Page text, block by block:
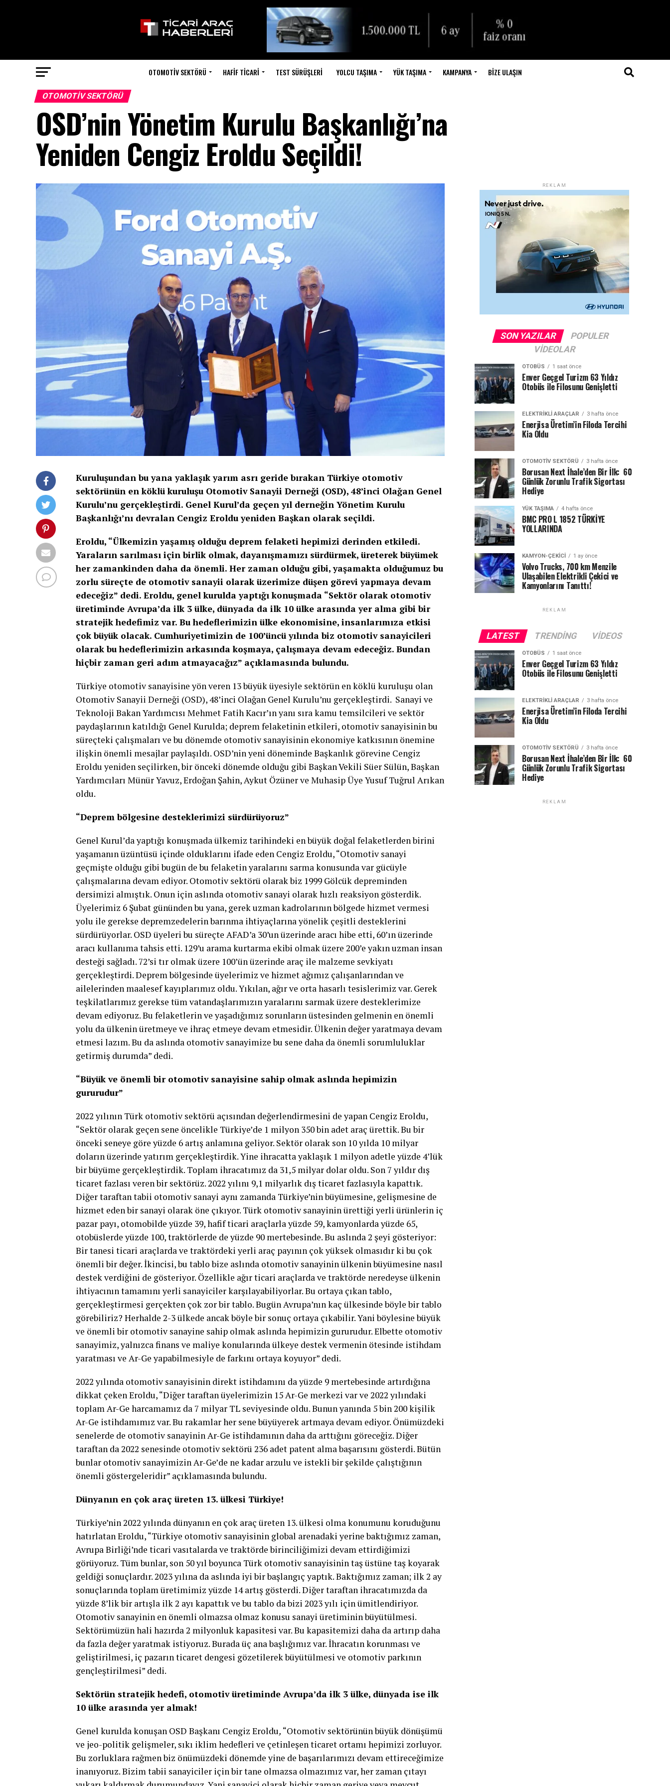
OTOMOTIV SEKTÖRÜ HAFIF TICARI TEST SÜRÜŞLERI YOLCU TAŞIMA YÜK TAŞIMA KAMPANYA BIZE ULAŞIN
OTOMOTIV SEKTÖRÜ
OSD’nin Yönetim Kurulu Başkanlığı’na
Yeniden Cengiz Eroldu Seçildi!
Kuruluşundan bu yana yaklaşık yarım asrı geride bırakan Türkiye otomotiv
sektörünün en köklü kuruluşu Otomotiv Sanayii Derneği (OSD), 48’inci Olağan Genel
Kurulu’nu gerçekleştirdi. Genel Kurul’da geçen yıl derneğin Yönetim Kurulu
Başkanlığı’nı devralan Cengiz Eroldu yeniden Başkan olarak seçildi.
Eroldu, “Ülkemizin yaşamış olduğu deprem felaketi hepimizi derinden etkiledi.
Yaraların sarılması için birlik olmak, dayanışmamızı sürdürmek, üreterek büyümek
her zamankinden daha da önemli. Her zaman olduğu gibi, yaşamakta olduğumuz bu
zorlu süreçte de otomotiv sanayii olarak üzerimize düşen görevi yapmaya devam
edeceğiz” dedi. Eroldu, genel kurulda yaptığı konuşmada “Sektör olarak otomotiv
üretiminde Avrupa’da ilk 3 ülke, dünyada da ilk 10 ülke arasında yer alma gibi bir
stratejik hedefimiz var. Bu hedeflerimizin ülke ekonomisine, insanlarımıza etkisi
çok büyük olacak. Cumhuriyetimizin de 100’üncü yılında biz otomotiv sanayicileri
olarak bu hedeflerimizin arkasında koşmaya, çalışmaya devam edeceğiz. Bundan
hiçbir zaman geri adım atmayacağız” açıklamasında bulundu.
Türkiye otomotiv sanayisine yön veren 13 büyük üyesiyle sektörün en köklü kuruluşu olan
Otomotiv Sanayii Derneği (OSD), 48’inci Olağan Genel Kurulu’nu gerçekleştirdi. Sanayi ve
Teknoloji Bakan Yardımcısı Mehmet Fatih Kacır’ın yanı sıra kamu temsilcileri ve sektör
paydaşlarının katıldığı Genel Kurulda; deprem felaketinin etkileri, otomotiv sanayisinin bu
süreçteki çalışmaları ve bu dönemde otomotiv sanayisinin ekonomiye katkısının önemine
ilişkin önemli mesajlar paylaşıldı. OSD’nin yeni döneminde Başkanlık görevine Cengiz
Eroldu yeniden seçilirken, bir önceki dönemde olduğu gibi Başkan Vekili Süer Sülün, Başkan
Yardımcıları Münür Yavuz, Erdoğan Şahin, Aykut Özüner ve Muhasip Üye Yusuf Tuğrul Arıkan
oldu.
“Deprem bölgesine desteklerimizi sürdürüyoruz”
Genel Kurul’da yaptığı konuşmada ülkemiz tarihindeki en büyük doğal felaketlerden birini
yaşamanın üzüntüsü içinde olduklarını ifade eden Cengiz Eroldu, “Otomotiv sanayi
geçmişte olduğu gibi bugün de bu felaketin yaralarını sarma konusunda var gücüyle
çalışmalarına devam ediyor. Otomotiv sektörü olarak biz 1999 Gölcük depreminden
dersimizi almıştık. Onun için aslında otomotiv sanayi olarak hızlı reaksiyon gösterdik.
Üyelerimiz 6 Şubat gününden bu yana, gerek uzman kadrolarının bölgede hizmet vermesi
yolu ile gerekse depremzedelerin barınma ihtiyaçlarına yönelik çeşitli desteklerini
sürdürüyorlar. OSD üyeleri bu süreçte AFAD’a 30’un üzerinde aracı hibe etti, 60’ın üzerinde
aracı kullanıma tahsis etti. 129’u arama kurtarma ekibi olmak üzere 200’e yakın uzman insan
desteği sağladı. 72’si tır olmak üzere 100’ün üzerinde araç ile malzeme sevkiyatı
gerçekleştirdi. Deprem bölgesinde üyelerimiz ve hizmet ağımız çalışanlarından ve
ailelerinden maalesef kayıplarımız oldu. Yıkılan, ağır ve orta hasarlı tesislerimiz var. Gerek
teşkilatlarımız gerekse tüm vatandaşlarımızın yaralarını sarmak üzere desteklerimize
devam ediyoruz. Bu felaketlerin ve yaşadığımız sorunların üstesinden gelmenin en önemli
yolu da ülkenin üretmeye ve ihraç etmeye devam etmesidir. Ülkenin değer yaratmaya devam
etmesi lazım. Bu da aslında otomotiv sanayimize bu sene daha da önemli sorumluluklar
getirmiş durumda” dedi.
“Büyük ve önemli bir otomotiv sanayisine sahip olmak aslında hepimizin
gururudur”
2022 yılının Türk otomotiv sektörü açısından değerlendirmesini de yapan Cengiz Eroldu,
“Sektör olarak geçen sene öncelikle Türkiye’de 1 milyon 350 bin adet araç ürettik. Bu bir
önceki seneye göre yüzde 6 artış anlamına geliyor. Sektör olarak son 10 yılda 10 milyar
doların üzerinde yatırım gerçekleştirdik. Yine ihracatta yaklaşık 1 milyon adetle yüzde 4’lük
bir büyüme gerçekleştirdik. Toplam ihracatımız da 31,5 milyar dolar oldu. Son 7 yıldır dış
ticaret fazlası veren bir sektörüz. 2022 yılını 9,1 milyarlık dış ticaret fazlasıyla kapattık.
Diğer taraftan tabii otomotiv sanayi aynı zamanda Türkiye’nin büyümesine, gelişmesine de
hizmet eden bir sanayi olarak öne çıkıyor. Türk otomotiv sanayinin ürettiği yerli ürünlerin iç
pazar payı, otomobilde yüzde 39, hafif ticari araçlarla yüzde 59, kamyonlarda yüzde 65,
otobüslerde yüzde 100, traktörlerde de yüzde 90 mertebesinde. Bu aslında 2 şeyi gösteriyor:
Bir tanesi ticari araçlarda ve traktördeki yerli araç payının çok yüksek olmasıdır ki bu çok
önemli bir değer. İkincisi, bu tablo bize aslında otomotiv sanayinin ülkenin büyümesine nasıl
destek verdiğini de gösteriyor. Özellikle ağır ticari araçlarda ve traktörde neredeyse ülkenin
ihtiyacının tamamını yerli sanayiciler karşılayabiliyorlar. Bu ortaya çıkan tablo,
gerçekleştirmesi gerçekten çok zor bir tablo. Bugün Avrupa’nın kaç ülkesinde böyle bir tablo
görebiliriz? Herhalde 2-3 ülkede ancak böyle bir sonuç ortaya çıkabilir. Yani böylesine büyük
ve önemli bir otomotiv sanayine sahip olmak aslında hepimizin gururudur. Elbette otomotiv
sanayimiz, yalnızca finans ve maliye konularında ülkeye destek vermenin ötesinde istihdam
yaratması ve Ar-Ge yapabilmesiyle de farkını ortaya koyuyor” dedi.
2022 yılında otomotiv sanayisinin direkt istihdamını da yüzde 9 mertebesinde artırdığına
dikkat çeken Eroldu, “Diğer taraftan üyelerimizin 15 Ar-Ge merkezi var ve 2022 yılındaki
toplam Ar-Ge harcamamız da 7 milyar TL seviyesinde oldu. Bunun yanında 5 bin 200 kişilik
Ar-Ge istihdamımız var. Bu rakamlar her sene büyüyerek artmaya devam ediyor. Önümüzdeki
senelerde de otomotiv sanayinin Ar-Ge istihdamının daha da arttığını göreceğiz. Diğer
taraftan da 2022 senesinde otomotiv sektörü 236 adet patent alma başarısını gösterdi. Bütün
bunlar otomotiv sanayimizin Ar-Ge’de ne kadar arzulu ve istekli bir şekilde çalıştığının
önemli göstergeleridir” açıklamasında bulundu.
Dünyanın en çok araç üreten 13. ülkesi Türkiye!
Türkiye’nin 2022 yılında dünyanın en çok araç üreten 13. ülkesi olma konumunu koruduğunu
hatırlatan Eroldu, “Türkiye otomotiv sanayisinin global arenadaki yerine baktığımız zaman,
Avrupa Birliği’nde ticari vasıtalarda ve traktörde birinciliğimizi devam ettirdiğimizi
görüyoruz. Tüm bunlar, son 50 yıl boyunca Türk otomotiv sanayisinin taş üstüne taş koyarak
geldiği sonuçlardır. 2023 yılına da aslında iyi bir başlangıç yaptık. Baktığımız zaman; ilk 2 ay
sonuçlarında toplam üretimimiz yüzde 14 artış gösterdi. Diğer taraftan ihracatımızda da
yüzde 8’lik bir artışla ilk 2 ayı kapattık ve bu tablo da bizi 2023 yılı için ümitlendiriyor.
Otomotiv sanayinin en önemli olmazsa olmaz konusu sanayi üretiminin büyütülmesi.
Sektörümüzün hali hazırda 2 milyonluk kapasitesi var. Bu kapasitemizi daha da artırıp daha
da fazla değer yaratmak istiyoruz. Burada üç ana başlığımız var. İhracatın korunması ve
geliştirilmesi, iç pazarın ticaret dengesi gözetilerek büyütülmesi ve otomotiv parkının
gençleştirilmesi” dedi.
Sektörün stratejik hedefi, otomotiv üretiminde Avrupa’da ilk 3 ülke, dünyada ise ilk
10 ülke arasında yer almak!
Genel kurulda konuşan OSD Başkanı Cengiz Eroldu, “Otomotiv sektörünün büyük dönüşümü
ve jeo-politik gelişmeler, sıkı iklim hedefleri ve çetinleşen ticaret ortamı hepimizi zorluyor.
Bu zorluklara rağmen biz önümüzdeki dönemde yine de başarılarımızı devam ettireceğimize
inanıyoruz. Bizim tabii sanayiciler için bir tane olmazsa olmazımız var, her zaman çıtayı
REKLAM
SON YAZILAR
POPULER
VIDEOLAR
OTOBÜS 1 saat önce
Enver Geçgel Turizm 63 Yıldız
Otobüs ile Filosunu Genişletti
ELEKTRIKLI ARAÇLAR 3 hafta önce
Enerjisa Üretim’in Filoda Tercihi
Kia Oldu
OTOMOTIV SEKTÖRÜ 3 hafta önce
Borusan Next İhale’den Bir İlk: 60
Günlük Zorunlu Trafik Sigortası
Hediye
YÜK TAŞIMA 4 hafta önce
BMC PRO L 1852 TÜRKİYE
YOLLARINDA
KAMYON-ÇEKICI 1 ay önce
Volvo Trucks, 700 km Menzile
Ulaşabilen Elektrikli Çekici ve
Kamyonlarını Tanıttı!
REKLAM
LATEST TRENDING VIDEOS
OTOBÜS 1 saat önce
Enver Geçgel Turizm 63 Yıldız
Otobüs ile Filosunu Genişletti
ELEKTRIKLI ARAÇLAR 3 hafta önce
Enerjisa Üretim’in Filoda Tercihi
Kia Oldu
OTOMOTIV SEKTÖRÜ 3 hafta önce
Borusan Next İhale’den Bir İlk: 60
Günlük Zorunlu Trafik Sigortası
Hediye
REKLAM